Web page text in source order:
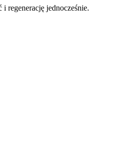
regenerację jednocześnie.